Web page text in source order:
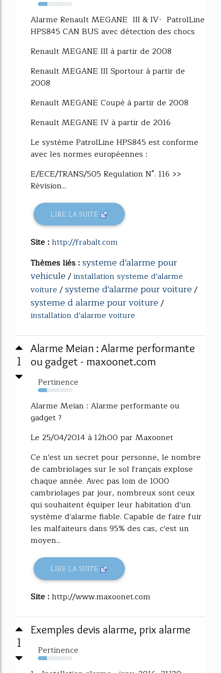
27%
Alarme Renault MEGANE III & IV- PatrolLine
HPS845 CAN BUS avec détection des chocs
Renault MEGANE III à partir de 2008
Renault MEGANE III Sportour à partir de
2008
Renault MEGANE Coupé à partir de 2008
Renault MEGANE IV à partir de 2016
Le système PatrolLine HPS845 est conforme
avec les normes européennes :
E/ECE/TRANS/505 Regulation N°. 116 >>
Révision...
LIRE LA SUITE
Site :http://frabalt.com
Thèmes liés :systeme d'alarme pour
vehicule/installation systeme d'alarme
voiture/systeme d'alarme pour voiture/
systeme d alarme pour voiture/
installation d'alarme voiture
1
Alarme Meian : Alarme performante
ou gadget - maxoonet.com
Pertinence
26%
Alarme Meian : Alarme performante ou
gadget ?
Le 25/04/2014 à 12h00 par Maxoonet
Ce n'est un secret pour personne, le nombre
de cambriolages sur le sol français explose
chaque année. Avec pas loin de 1000
cambriolages par jour, nombreux sont ceux
qui souhaitent équiper leur habitation d'un
système d'alarme fiable. Capable de faire fuir
les malfaiteurs dans 95% des cas, c'est un
moyen...
LIRE LA SUITE
Site :http://www.maxoonet.com
1
Exemples devis alarme, prix alarme
Pertinence
26%